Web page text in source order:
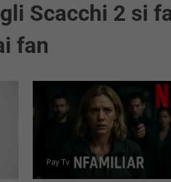
Scacchi 2 si
fan
Pay Tv